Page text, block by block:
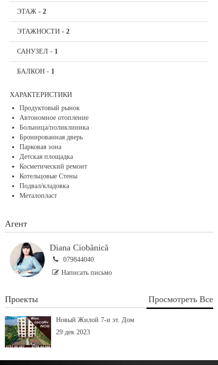
ЭТАЖ - 2
ЭТАЖНОСТИ - 2
САНУЗЕЛ - 1
БАЛКОН - 1
ХАРАКТЕРИСТИКИ
Продуктовый рынок
Автономное отопление
Больница/поликлиника
Бронированная дверь
Парковая зона
Детская площадка
Косметический ремонт
Котельцовые Стены
Подвал/кладовка
Металопласт
Агент
Diana Ciobănică
079844040
Написать письмо
Проекты Просмотреть Все
Новый Жилой 7-и эт. Дом
29 дек 2023